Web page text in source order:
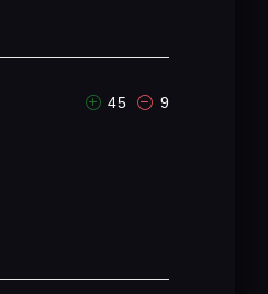
45 9